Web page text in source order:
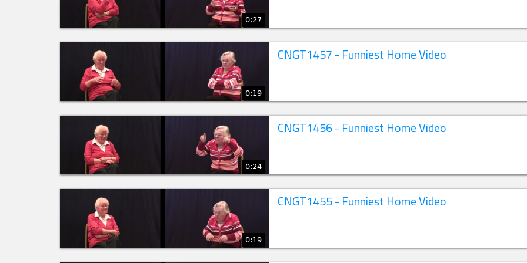
0:27
0:19
CNGT1457 - Funniest Home Video
0:24
CNGT1456 - Funniest Home Video
0:19
CNGT1455 - Funniest Home Video